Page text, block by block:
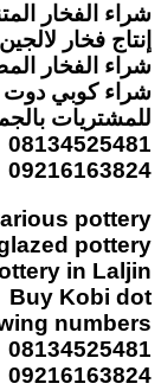
شراء الفخار
إنتاج فخار
شراء الفخار
شراء كوبي دوت
للمشتريات
08134525481
09216163824
pottery
pottery
in Laljin
Buy Kobi dot
numbers:
08134525481
09216163824